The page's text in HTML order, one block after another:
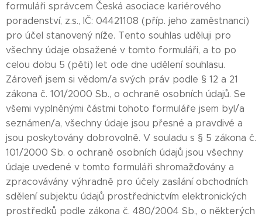
formuláři správcem Česká asociace kariérového
poradenství, z.s., IČ: 04421108 (příp. jeho zaměstnanci)
pro účel stanovený níže. Tento souhlas uděluji pro
všechny údaje obsažené v tomto formuláři, a to po
celou dobu 5 (pěti) let ode dne udělení souhlasu.
Zároveň jsem si vědom/a svých práv podle § 12 a 21
zákona č. 101/2000 Sb., o ochraně osobních údajů. Se
všemi vyplněnými částmi tohoto formuláře jsem byl/a
seznámen/a, všechny údaje jsou přesné a pravdivé a
jsou poskytovány dobrovolně. V souladu s § 5 zákona č.
101/2000 Sb. o ochraně osobních údajů jsou všechny
údaje uvedené v tomto formuláři shromažďovány a
zpracovávány výhradně pro účely zasílání obchodních
sdělení subjektu údajů prostřednictvím elektronických
prostředků podle zákona č. 480/2004 Sb., o některých